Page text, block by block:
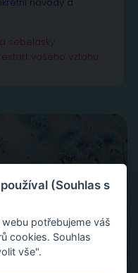
návody a
sebelásky
vašeho vztahu
(Souhlas s
potřebujeme váš
cookies. Souhlas
vše".